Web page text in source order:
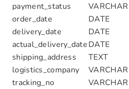
payment_status
VARCHAR
order_date
DATE
delivery_date
DATE
actual_delivery_dateDATE
shipping_address
TEXT
logistics_company
VARCHAR
tracking_no
VARCHAR